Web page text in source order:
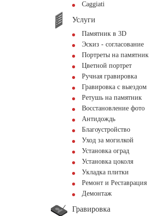
Сaggiati
Услуги
Памятник в 3D
Эскиз - согласование
Портреты на памятник
Цветной портрет
Ручная гравировка
Гравировка с выездом
Ретушь на памятник
Восстановление фото
Антидождь
Благоустройство
Уход за могилкой
Установка оград
Установка цоколя
Укладка плитки
Ремонт и Реставрация
Демонтаж
Гравировка